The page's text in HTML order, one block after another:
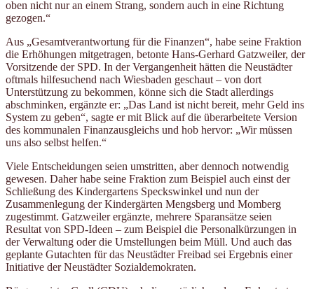
oben nicht nur an einem Strang, sondern auch in eine Richtung
gezogen.“
Aus „Gesamtverantwortung für die Finanzen“, habe seine Fraktion
die Erhöhungen mitgetragen, betonte Hans-Gerhard Gatzweiler, der
Vorsitzende der SPD. In der Vergangenheit hätten die Neustädter
oftmals hilfesuchend nach Wiesbaden geschaut – von dort
Unterstützung zu bekommen, könne sich die Stadt allerdings
abschminken, ergänzte er: „Das Land ist nicht bereit, mehr Geld ins
System zu geben“, sagte er mit Blick auf die überarbeitete Version
des kommunalen Finanzausgleichs und hob hervor: „Wir müssen
uns also selbst helfen.“
Viele Entscheidungen seien umstritten, aber dennoch notwendig
gewesen. Daher habe seine Fraktion zum Beispiel auch einst der
Schließung des Kindergartens Speckswinkel und nun der
Zusammenlegung der Kindergärten Mengsberg und Momberg
zugestimmt. Gatzweiler ergänzte, mehrere Sparansätze seien
Resultat von SPD-Ideen – zum Beispiel die Personalkürzungen in
der Verwaltung oder die Umstellungen beim Müll. Und auch das
geplante Gutachten für das Neustädter Freibad sei Ergebnis einer
Initiative der Neustädter Sozialdemokraten.